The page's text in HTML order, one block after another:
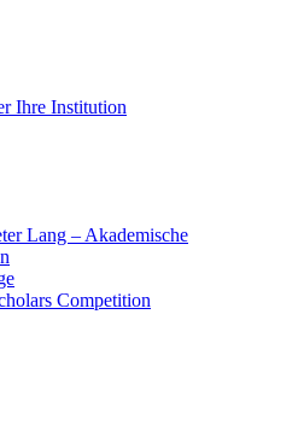
Ihre Institution
Lang – Akademische
Competition